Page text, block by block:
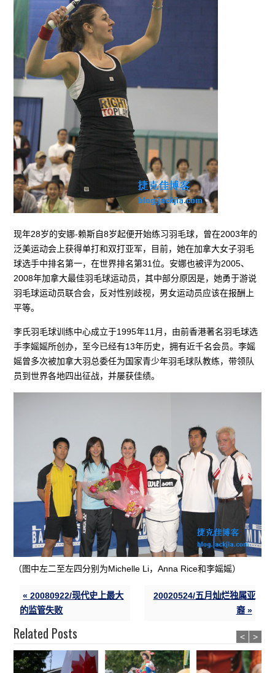
现年28岁的安娜-赖斯自8岁起便开始练习羽毛球，曾在2003年的
泛美运动会上获得单打和双打亚军，目前，她在加拿大女子羽毛
球选手中排名第一，在世界排名第31位。安娜也被评为2005、
2008年加拿大最佳羽毛球运动员，其中部分原因是，她勇于游说
羽毛球运动员联合会，反对性别歧视，男女运动员应该在报酬上
平等。
李氏羽毛球训练中心成立于1995年11月，由前香港著名羽毛球选
手李媱媱所创办，至今已经有13年历史，拥有近千名会员。李媱
媱曾多次被加拿大羽总委任为国家青少年羽毛球队教练，带领队
员到世界各地四出征战，并屡获佳绩。
（图中左二至左四分别为Michelle Li，Anna Rice和李媱媱）
« 20080922/现代史上最大
的监管失败
20020524/五月灿烂独属亚
裔 »
Related Posts < >